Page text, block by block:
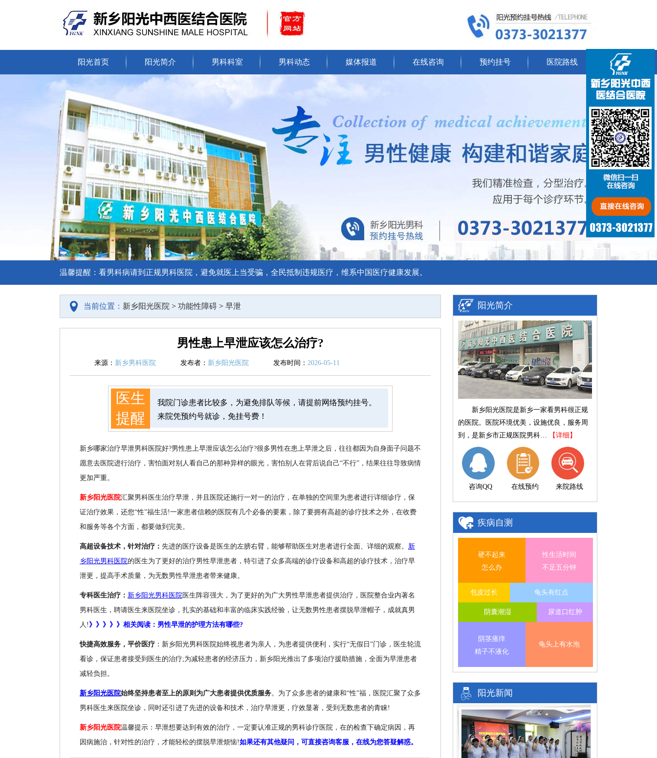
阳光首页 阳光简介 男科科室 男科动态 媒体报道 在线咨询 预约挂号 医院路线
温馨提醒：看男科病请到正规男科医院，避免就医上当受骗，全民抵制违规医疗，维系中国医疗健康发展。
当前位置： 新乡阳光医院 > 功能性障碍 > 早泄
男性患上早泄应该怎么治疗?
来源： 新乡男科医院 发布者： 新乡阳光医院 发布时间： 2026-05-11
医生
提醒
我院门诊患者比较多，为避免排队等候，请提前网络预约挂号。
来院凭预约号就诊，免挂号费！
新乡哪家治疗早泄男科医院好?男性患上早泄应该怎么治疗?很多男性在患上早泄之后，往往都因为自身面子问题不
愿意去医院进行治疗，害怕面对别人看自己的那种异样的眼光，害怕别人在背后说自己“不行”，结果往往导致病情
更加严重。
新乡阳光医院汇聚男科医生治疗早泄，并且医院还施行一对一的治疗，在单独的空间里为患者进行详细诊疗，保
证治疗效果，还您“性”福生活!一家患者信赖的医院有几个必备的要素，除了要拥有高超的诊疗技术之外，在收费
和服务等各个方面，都要做到完美。
高超设备技术，针对治疗： 先进的医疗设备是医生的左膀右臂，能够帮助医生对患者进行全面、详细的观察。 新
乡阳光男科医院的医生为了更好的治疗男性早泄患者，特引进了众多高端的诊疗设备和高超的诊疗技术，治疗早
泄更，提高手术质量，为无数男性早泄患者带来健康。
专科医生治疗： 新乡阳光男科医院 医生阵容强大，为了更好的为广大男性早泄患者提供治疗，医院整合业内著名
男科医生，聘请医生来医院坐诊，扎实的基础和丰富的临床实践经验，让无数男性患者摆脱早泄帽子，成就真男
人! 》》》》》相关阅读：男性早泄的护理方法有哪些?
快捷高效服务，平价医疗 ：新乡阳光男科医院始终视患者为亲人，为患者提供便利，实行“无假日”门诊，医生轮流
看诊，保证患者接受到医生的治疗;为减轻患者的经济压力，新乡阳光推出了多项治疗援助措施，全面为早泄患者
减轻负担。
新乡阳光医院始终坚持患者至上的原则为广大患者提供优质服务。为了众多患者的健康和“性”福，医院汇聚了众多
男科医生来医院坐诊，同时还引进了先进的设备和技术，治疗早泄更，疗效显著，受到无数患者的青睐!
新乡阳光医院温馨提示：早泄想要达到有效的治疗，一定要认准正规的男科诊疗医院，在的检查下确定病因，再
因病施治，针对性的治疗，才能轻松的摆脱早泄烦恼!如果还有其他疑问，可直接咨询客服，在线为您答疑解惑。
阳光简介
新乡阳光医院是新乡一家看男科很正规
的医院。医院环境优美，设施优良，服务周
到，是新乡市正规医院男科…
【详细】
咨询QQ 在线预约 来院路线
疾病自测
硬不起来
怎么办
性生活时间
不足五分钟
包皮过长 龟头有红点
阴囊潮湿 尿道口红肿
阴茎瘙痒
精子不液化
龟头上有水泡
阳光新闻